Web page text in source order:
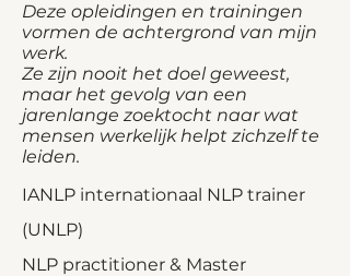
Deze opleidingen en trainingen
vormen de achtergrond van mijn
werk.
Ze zijn nooit het doel geweest,
maar het gevolg van een
jarenlange zoektocht naar wat
mensen werkelijk helpt zichzelf te
leiden.
IANLP internationaal NLP trainer
(UNLP)
NLP practitioner & Master